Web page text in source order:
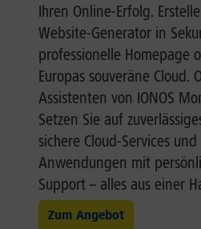
Ihren Online-Erfolg.
Website-Generator in
professionelle Homepage
Europas souveräne Cloud.
Assistenten von IONOS
Setzen Sie auf
sichere Cloud-Services
Anwendungen mit
Support – alles aus einer
Zum Angebot